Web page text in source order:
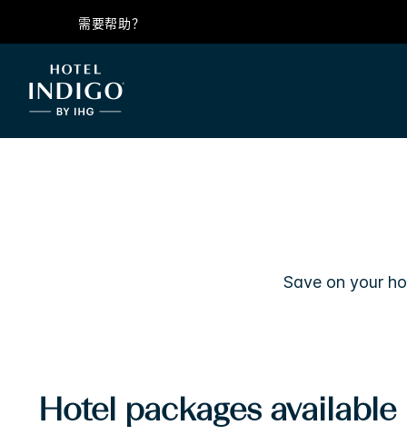
需要帮助？
Save on your
Hotel packages available